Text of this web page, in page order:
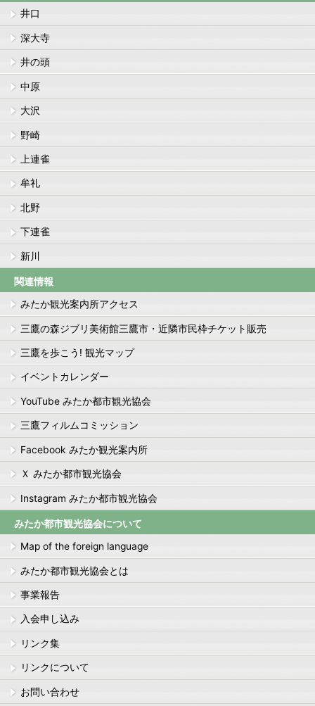
井口
深大寺
井の頭
中原
大沢
野崎
上連雀
牟礼
北野
下連雀
新川
関連情報
みたか観光案内所アクセス
三鷹の森ジブリ美術館三鷹市・近隣市民枠チケット販売
三鷹を歩こう! 観光マップ
イベントカレンダー
YouTube みたか都市観光協会
三鷹フィルムコミッション
Facebook みたか観光案内所
Ｘ みたか都市観光協会
Instagram みたか都市観光協会
みたか都市観光協会について
Map of the foreign language
みたか都市観光協会とは
事業報告
入会申し込み
リンク集
リンクについて
お問い合わせ